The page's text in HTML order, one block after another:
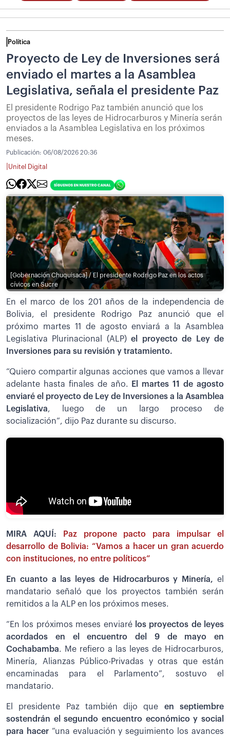
Política
Proyecto de Ley de Inversiones será
enviado el martes a la Asamblea
Legislativa, señala el presidente Paz
El presidente Rodrigo Paz también anunció que los
proyectos de las leyes de Hidrocarburos y Minería serán
enviados a la Asamblea Legislativa en los próximos
meses.
Publicación: 06/08/2026 20:36
Unitel Digital
[Gobernación Chuquisaca] / El presidente Rodrigo Paz en los actos
cívicos en Sucre
En el marco de los 201 años de la independencia de
Bolivia, el presidente Rodrigo Paz anunció que el
próximo martes 11 de agosto enviará a la Asamblea
Legislativa Plurinacional (ALP)el proyecto de Ley de
Inversiones para su revisión y tratamiento.
“Quiero compartir algunas acciones que vamos a llevar
adelante hasta finales de año.
El martes 11 de agosto
enviaré el proyecto de Ley de Inversiones a la Asamblea
Legislativa, luego de un largo proceso de
socialización”, dijo Paz durante su discurso.
MIRA AQUÍ:
Paz propone pacto para impulsar el
desarrollo de Bolivia: “Vamos a hacer un gran acuerdo
con instituciones, no entre políticos”
En cuanto a las leyes de Hidrocarburos y Minería, el
mandatario señaló que los proyectos también serán
remitidos a la ALP en los próximos meses.
“En los próximos meses enviaré los proyectos de leyes
acordados en el encuentro del 9 de mayo en
Cochabamba. Me refiero a las leyes de Hidrocarburos,
Minería, Alianzas Público-Privadas y otras que están
encaminadas para el Parlamento”, sostuvo el
mandatario.
El presidente Paz también dijo que en septiembre
sostendrán el segundo encuentro económico y social
para hacer“una evaluación y seguimiento los avances